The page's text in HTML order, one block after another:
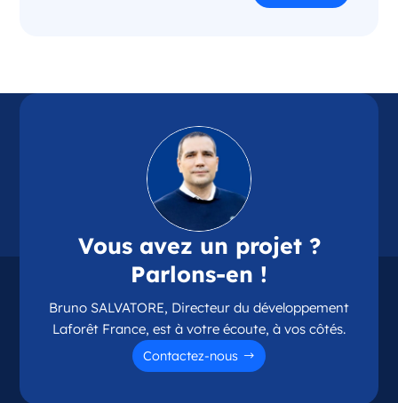
Opportunité d’ouverture à Chamalières
Chamalières Auvergne-Rhône-Alpes
France
: 63075
Plus d'infos
Candidater
Vous avez un projet ?
Parlons-en !
Bruno SALVATORE, Directeur du développement
Laforêt France, est à votre écoute, à vos côtés.
Contactez-nous